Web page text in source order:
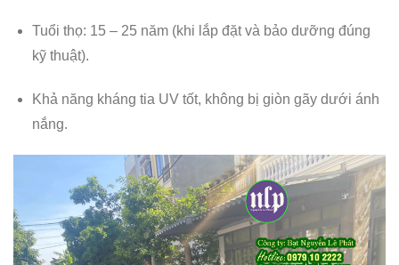
Tuổi thọ: 15 – 25 năm (khi lắp đặt và bảo dưỡng đúng
kỹ thuật).
Khả năng kháng tia UV tốt, không bị giòn gãy dưới ánh
nắng.